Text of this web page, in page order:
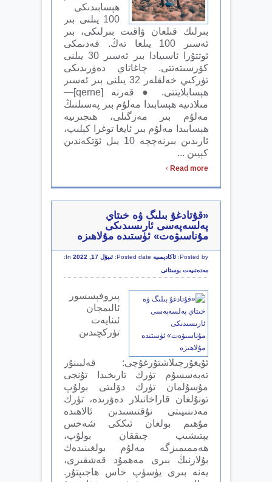
ھېسابىدىكى
100 يىلنى بىر
بىرلىك قىلغان ۋاقىت بىرلىكى، بىر
ئەسىر 100 يىلغا تەڭ. قەدىمكى
ئوتتۇرا ئاسىيادا بىر ئەسىر 30 يىلنى
كۆرسىتەتتى. چاغاتاي دەۋرىدىكى
تۈركىي خەلقلەر 32 يىلنى بىر ئەسىر
ھېسابلايتتى. ● قەرنە [qerne]—
مىلادىيە ھېسابىدا مەلۇم بىر پەسىلنىڭ
مەلۇم بىر مەزگىلى، ھىجىرىيە
ھېسابىدا مەلۇم بىر ئايغا توغرا كېلىپ،
ئارىدىن بىرنەچچە 10 يىل ئۆتكەندىن
كېيىن ...
Read more
›
«قۇتادغۇ بىلىگ ۋە خىتاي
پەلسەپەسى ئارىسىدىكى
مۇناسىۋەت» ئۈستىدە مۇلاھىزە
Posted by: ئاكادېمىيە Posted date: ئىيۇل 17, 2022
In:
مەدەنىيەت بوستانى
پىروفېسسور
ئالىمجان
ئىنايەت
تۈركچىدىن
ئۇيغۇرچىلاشتۇرغۇچى: قەلبىنۇر
تەبەسسۇم تۈرك تارىخىدا تۇنجى
مۇسۇلمان تۈرك دۆلىتى بولۇپ
تونۇلغان قاراخانىلار دەۋرىدە، تۈرك
مەدىنىيىتى نۇقتىسىدىن ئالاھىدە
مۇھىم بولغان ئىككى شەخس
يېتىشىپ چىققان بولۇپ،
ھەممىمىزگە مەلۇم بولغىنىدەك
بۇلارنىڭ بىرى مەھمۇد قەشقىرى،
يەنە بىرى يۈسۈپ خاس ھاجىپتۇر.